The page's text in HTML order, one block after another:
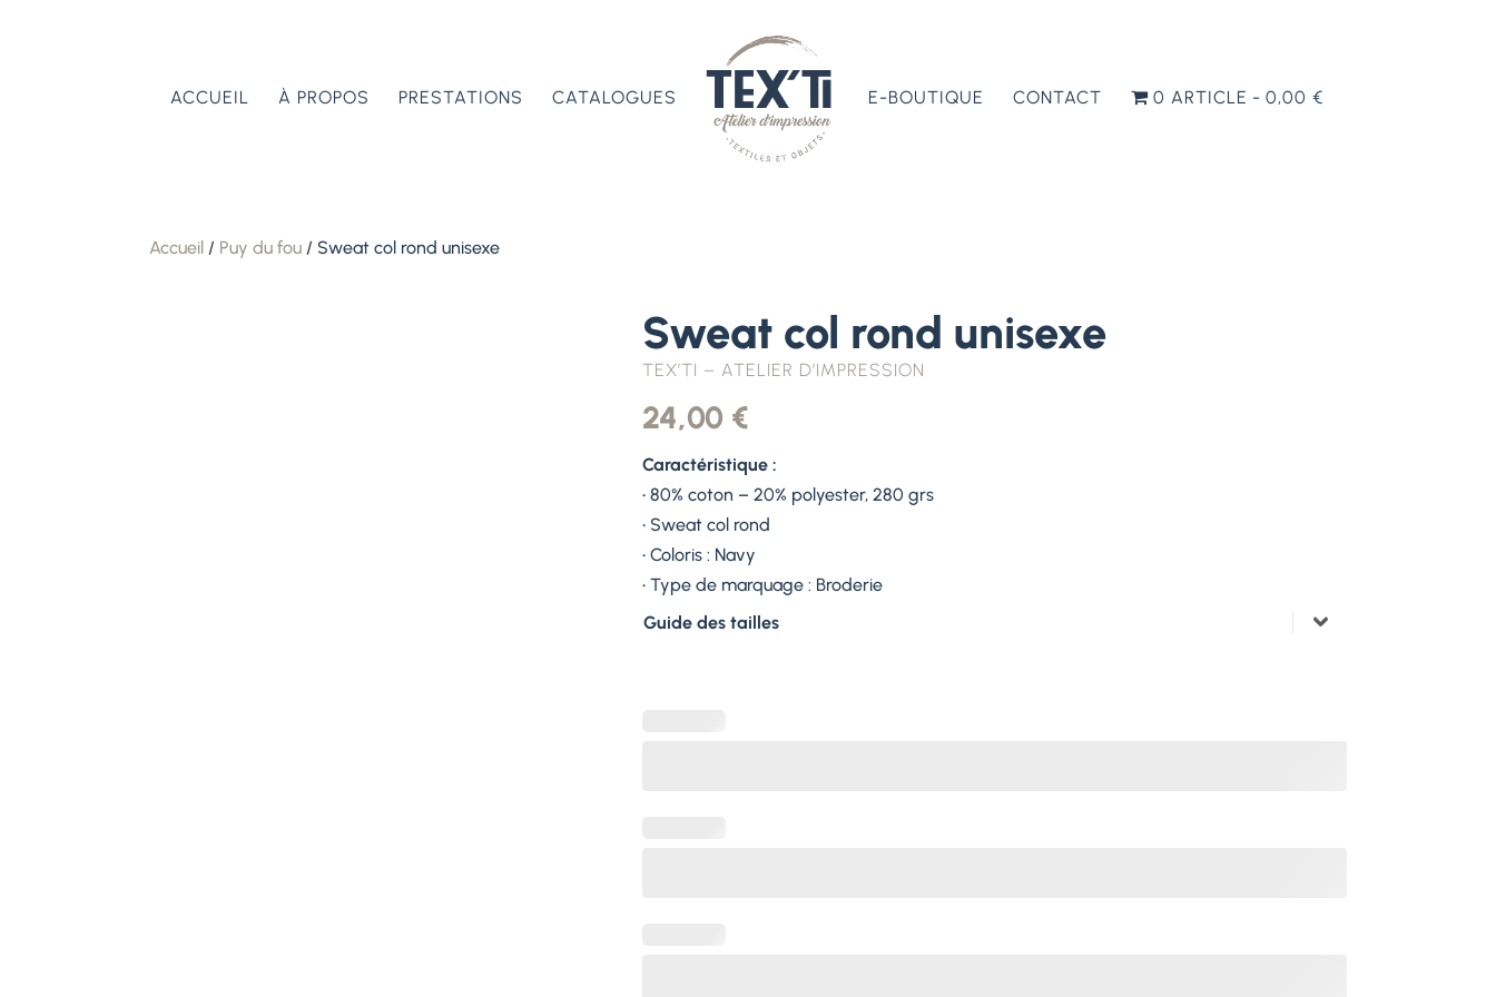
ACCUEIL À PROPOS PRESTATIONS CATALOGUES E-BOUTIQUE CONTACT 0 ARTICLE 0,00 €
Accueil / Puy du fou / Sweat col rond unisexe
Sweat col rond unisexe
TEX’TI – ATELIER D’IMPRESSION
24,00 €
Caractéristique :
• 80% coton – 20% polyester, 280 grs
• Sweat col rond
• Coloris : Navy
• Type de marquage : Broderie